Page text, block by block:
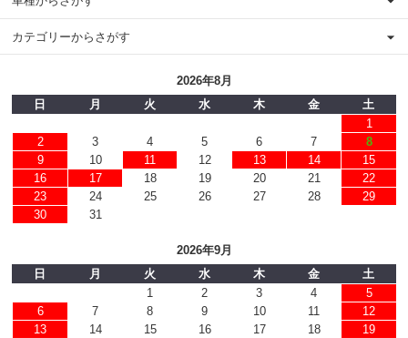
カテゴリーからさがす
2026年8月
日
月 火 水 木 金
土
1
2
3 4 5 6 7
8
9
10 11 12 13 14
15
16
17 18 19 20 21
22
23
24 25 26 27 28
29
30
31
2026年9月
日
月 火 水 木 金
土
1
2 3 4
5
6
7 8 9 10 11
12
13
14 15 16 17 18
19